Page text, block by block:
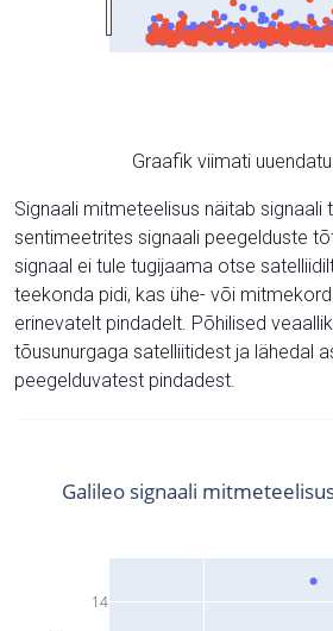
Graafik viimati
Signaali mitmeteelisus näitab signaali
sentimeetrites signaali peegelduste
signaal ei tule tugijaama otse
teekonda pidi, kas ühe- või
erinevatelt pindadelt. Põhilised
tõusunurgaga satelliitidest ja lähedal
peegelduvatest pindadest.
14
Galileo signaali